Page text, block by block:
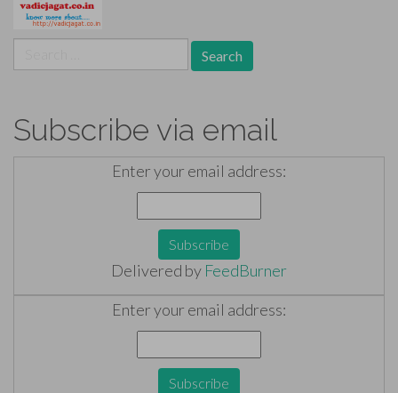
for:
Subscribe via email
Enter your email address:
Delivered by FeedBurner
Enter your email address: